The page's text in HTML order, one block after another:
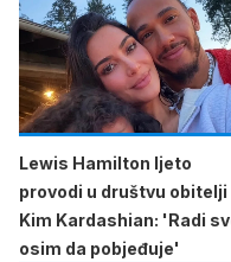
Lewis Hamilton ljeto
provodi u društvu obitelji
Kim Kardashian: 'Radi
osim da pobjeđuje'